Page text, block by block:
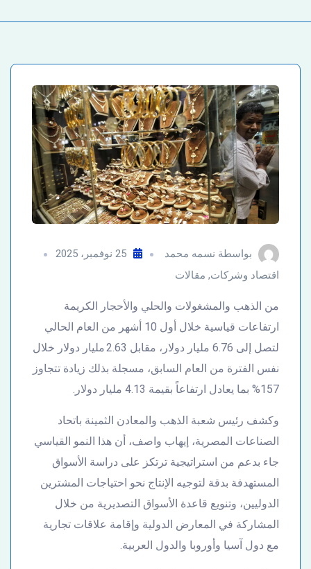
بواسطة نسمه محمد
25 نوفمبر، 2025
اقتصاد وشركات, مقالات
من الذهب والمشغولات والحلي والأحجار الكريمة
ارتفاعات قياسية خلال أول 10 أشهر من العام الحالي
لتصل إلى 6.76 مليار دولار، مقابل 2.63 مليار دولار خلال
نفس الفترة من العام السابق، مسجلة بذلك زيادة تتجاوز
157% بما يعادل ارتفاعاً بقيمة 4.13 مليار دولار.
وكشف رئيس شعبة الذهب والمعادن الثمينة باتحاد
الصناعات المصرية، إيهاب واصف، أن هذا النمو القياسي
جاء بدعم من استراتيجية ترتكز على دراسة الأسواق
المستهدفة بدقة لتوجيه الإنتاج نحو احتياجات المشترين
الدوليين، وتنويع قاعدة الأسواق التصديرية من خلال
المشاركة في المعارض الدولية وإقامة علاقات تجارية
مع دول آسيا وأوروبا والدول العربية.